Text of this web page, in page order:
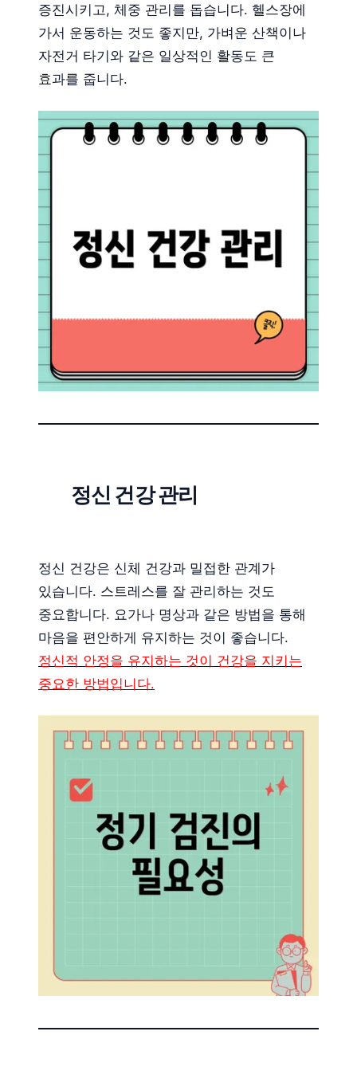
증진시키고, 체중 관리를 돕습니다. 헬스장에
가서 운동하는 것도 좋지만, 가벼운 산책이나
자전거 타기와 같은 일상적인 활동도 큰
효과를 줍니다.
정신 건강 관리
정신 건강은 신체 건강과 밀접한 관계가
있습니다. 스트레스를 잘 관리하는 것도
중요합니다. 요가나 명상과 같은 방법을 통해
마음을 편안하게 유지하는 것이 좋습니다.
정신적 안정을 유지하는 것이 건강을 지키는
중요한 방법입니다.